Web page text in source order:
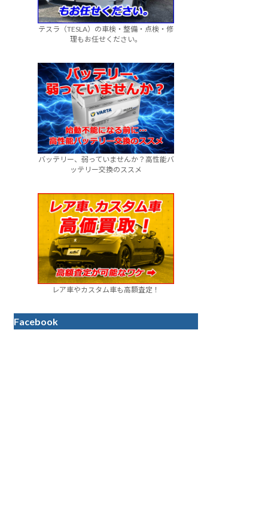
テスラ（TESLA）の車検・整備・点検・修
理もお任せください。
バッテリー、弱っていませんか？高性能バ
ッテリー交換のススメ
レア車やカスタム車も高額査定！
Facebook